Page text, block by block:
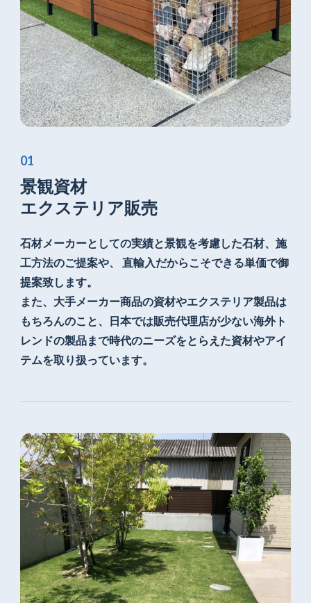
景観資材
エクステリア販売
石材メーカーとしての実績と景観を考慮した石材、施
工方法のご提案や、
直輸入だからこそできる単価で御
提案致します。
また、大手メーカー商品の資材やエクステリア製品は
もちろんのこと、日本では販売代理店が少ない海外ト
レンドの製品まで時代のニーズをとらえた資材やアイ
テムを取り扱っています。